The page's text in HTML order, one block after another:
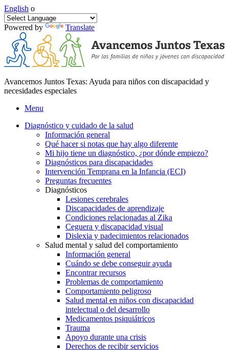
English o
Powered by Translate
Avancemos Juntos Texas: Ayuda para niños con discapacidad y
necesidades especiales
Menu
Diagnóstico y cuidado de la salud
Información general
Qué hacer si notas que hay algo diferente
Mi hijo tiene un diagnóstico, ¿por dónde empiezo?
Diagnósticos para discapacidades
Intervención Temprana en la Infancia (ECI)
Preguntas frecuentes
Diagnósticos
Lesiones cerebrales
Discapacidades de aprendizaje
Condiciones relacionadas al Zika
Ceguera y discapacidad visual
Dislexia y padecimientos relacionados
Salud mental y salud del comportamiento
Información general
Cuándo se debe conseguir ayuda
Encontrar recursos
Problemas de comportamiento
Comportamiento peligroso
Salud mental en niños con discapacidad
intelectual o del desarrollo
Medicamentos psiquiátricos
Trauma
Apoyo durante una crisis
Derechos de recibir servicios